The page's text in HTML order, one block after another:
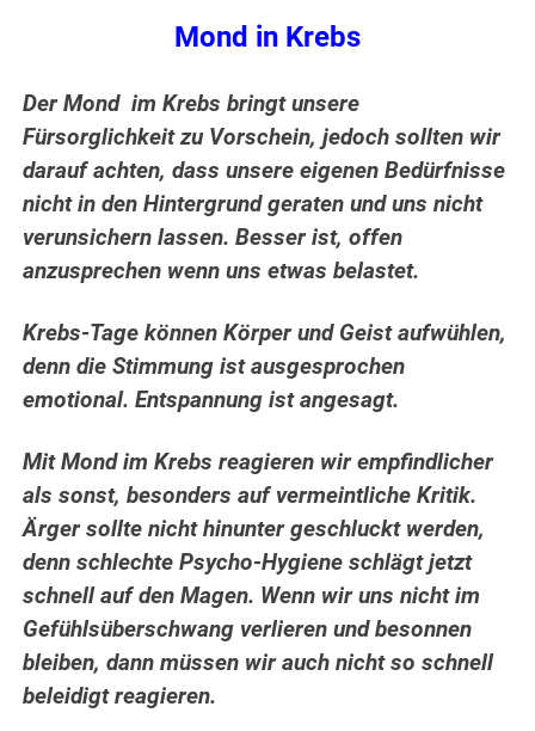
Mond in Krebs
Der Mond im Krebs bringt unsere
Fürsorglichkeit zu Vorschein, jedoch sollten wir
darauf achten, dass unsere eigenen Bedürfnisse
nicht in den Hintergrund geraten und uns nicht
verunsichern lassen. Besser ist, offen
anzusprechen wenn uns etwas belastet.
Krebs-Tage können Körper und Geist aufwühlen,
denn die Stimmung ist ausgesprochen
emotional. Entspannung ist angesagt.
Mit Mond im Krebs reagieren wir empfindlicher
als sonst, besonders auf vermeintliche Kritik.
Ärger sollte nicht hinunter geschluckt werden,
denn schlechte Psycho-Hygiene schlägt jetzt
schnell auf den Magen. Wenn wir uns nicht im
Gefühlsüberschwang verlieren und besonnen
bleiben, dann müssen wir auch nicht so schnell
beleidigt reagieren.